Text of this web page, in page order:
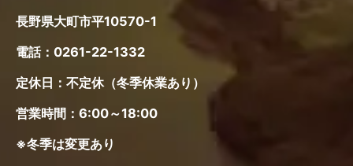
長野県大町市平10570-1
電話： 0261-22-1332
定休日：不定休（冬季休業あり）
営業時間：6:00～18:00
※冬季は変更あり